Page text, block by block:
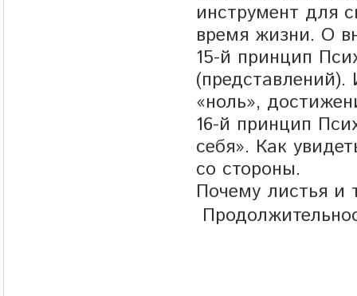
инструмент для
время жизни. О
15-й принцип
(представлений).
«ноль»,
16-й принцип
себя». Как
со стороны.
Почему листья и